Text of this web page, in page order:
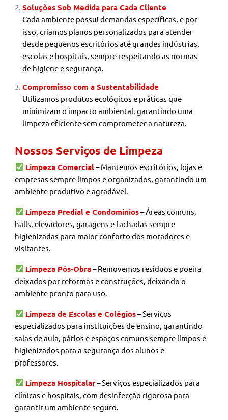
Soluções Sob Medida para Cada Cliente
Cada ambiente possui demandas específicas, e por
isso, criamos planos personalizados para atender
desde pequenos escritórios até grandes indústrias,
escolas e hospitais, sempre respeitando as normas
de higiene e segurança.
Compromisso com a Sustentabilidade
Utilizamos produtos ecológicos e práticas que
minimizam o impacto ambiental, garantindo uma
limpeza eficiente sem comprometer a natureza.
Nossos Serviços de Limpeza
Limpeza Comercial– Mantemos escritórios, lojas e
empresas sempre limpos e organizados, garantindo um
ambiente produtivo e agradável.
Limpeza Predial e Condomínios– Áreas comuns,
halls, elevadores, garagens e fachadas sempre
higienizadas para maior conforto dos moradores e
visitantes.
Limpeza Pós-Obra– Removemos resíduos e poeira
deixados por reformas e construções, deixando o
ambiente pronto para uso.
Limpeza de Escolas e Colégios– Serviços
especializados para instituições de ensino, garantindo
salas de aula, pátios e espaços comuns sempre limpos e
higienizados para a segurança dos alunos e
professores.
Limpeza Hospitalar– Serviços especializados para
clínicas e hospitais, com desinfecção rigorosa para
garantir um ambiente seguro.